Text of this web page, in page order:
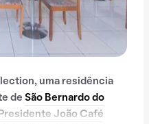
uma residência
de São Bernardo do
João Café